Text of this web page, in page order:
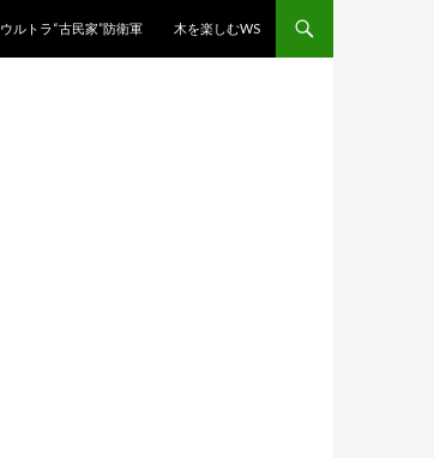
ウルトラ“古民家”防衛軍 木を楽しむWS